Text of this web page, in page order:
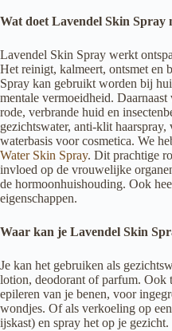
Wat doet Lavendel Skin Spray
Lavendel Skin Spray werkt
Het reinigt, kalmeert, ontsmet en
Spray kan gebruikt worden bij
mentale vermoeidheid.
rode, verbrande huid en
gezichtswater, anti-klit haarspray,
waterbasis voor cosmetica. We
Water Skin Spray. Dit prachtige
invloed op de vrouwelijke
de hormoonhuishouding. Ook
eigenschappen.
Waar kan je Lavendel Skin
Je kan het gebruiken als
lotion, deodorant of parfum. Ook
epileren van je benen, voor
wondjes. Of als verkoeling op
ijskast) en spray het op je